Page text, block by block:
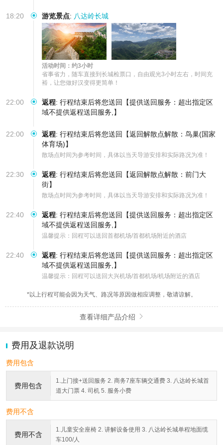
18:20 游览景点: 八达岭长城
活动时间：约3小时
省事省力，随车直接到长城检票口，自由观光3小时左右，时间充
裕，让您做好汉变得更简单！
22:00 返程: 行程结束后将您送回【提供送回服务：超出指定区
域不提供返程送回服务,】
22:00 返程: 行程结束后将您送回【返回解散点解散：鸟巢(国家
体育场)】
散场点时间为参考时间，具体以当天导游安排和实际路况为准！
22:30 返程: 行程结束后将您送回【返回解散点解散：前门大
街】
散场点时间为参考时间，具体以当天导游安排和实际路况为准！
22:40 返程: 行程结束后将您送回【提供送回服务：超出指定区
域不提供返程送回服务,】
温馨提示：回程可以送回首都机场/首都机场附近的酒店
22:40 返程: 行程结束后将您送回【提供送回服务：超出指定区
域不提供返程送回服务,】
温馨提示：回程可以送回大兴机场/首都机场/机场附近的酒店
*以上行程可能会因为天气、路况等原因做相应调整，敬请谅解。
查看详细产品介绍 
费用及退款说明
费用包含
费用包含
1.上门接+送回服务 2. 商务7座车辆交通费 3. 八达岭长城首
道大门票 4. 司机 5. 服务小费
费用不含
费用不含
1.儿童安全座椅 2. 讲解设备使用 3. 八达岭长城单程地面缆
车100/人